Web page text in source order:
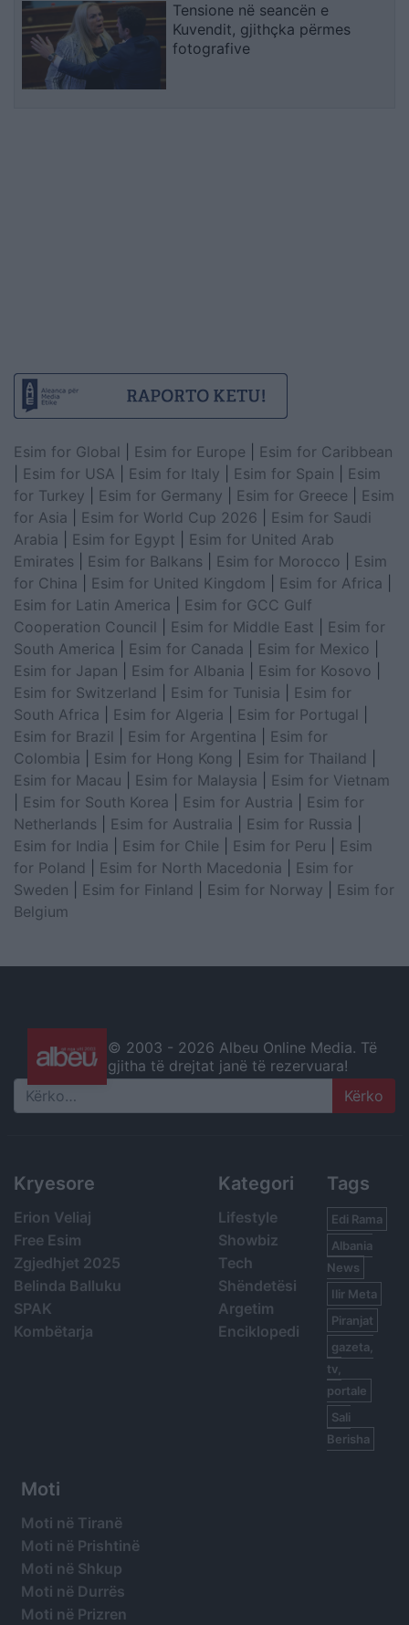
Tensione në seancën e
Kuvendit, gjithçka përmes
fotografive
Esim for Global Esim for Europe
Esim for Caribbean
Esim for USA Esim for Italy Esim for Spain
Esim
for Turkey
Esim for Germany Esim for Greece
Esim
for Asia
Esim for World Cup 2026
Esim for Saudi
Arabia
Esim for Egypt
Esim for United Arab
Emirates
Esim for Balkans Esim for Morocco
Esim
for China
Esim for United Kingdom Esim for Africa
Esim for Latin America
Esim for GCC Gulf
Cooperation Council
Esim for Middle East
Esim for
South America
Esim for Canada Esim for Mexico
Esim for Japan
Esim for Albania Esim for Kosovo
Esim for Switzerland
Esim for Tunisia
Esim for
South Africa
Esim for Algeria Esim for Portugal
Esim for Brazil
Esim for Argentina
Esim for
Colombia
Esim for Hong Kong Esim for Thailand
Esim for Macau
Esim for Malaysia
Esim for Vietnam
Esim for South Korea Esim for Austria
Esim for
Netherlands
Esim for Australia Esim for Russia
Esim for India
Esim for Chile Esim for Peru
Esim
for Poland
Esim for North Macedonia
Esim for
Sweden
Esim for Finland Esim for Norway
Esim for
Belgium
© 2003 - 2026 Albeu Online Media. Të
gjitha të drejtat janë të rezervuara!
Search
Kryesore
Erion Veliaj
Free Esim
Zgjedhjet 2025
Belinda Balluku
SPAK
Kombëtarja
Kategori
Lifestyle
Showbiz
Tech
Shëndetësi
Argetim
Enciklopedi
Tags
Edi Rama
Albania
News
Ilir Meta
Piranjat
gazeta,
tv,
portale
Sali
Berisha
Moti
Moti në Tiranë
Moti në Prishtinë
Moti në Shkup
Moti në Durrës
Moti në Prizren